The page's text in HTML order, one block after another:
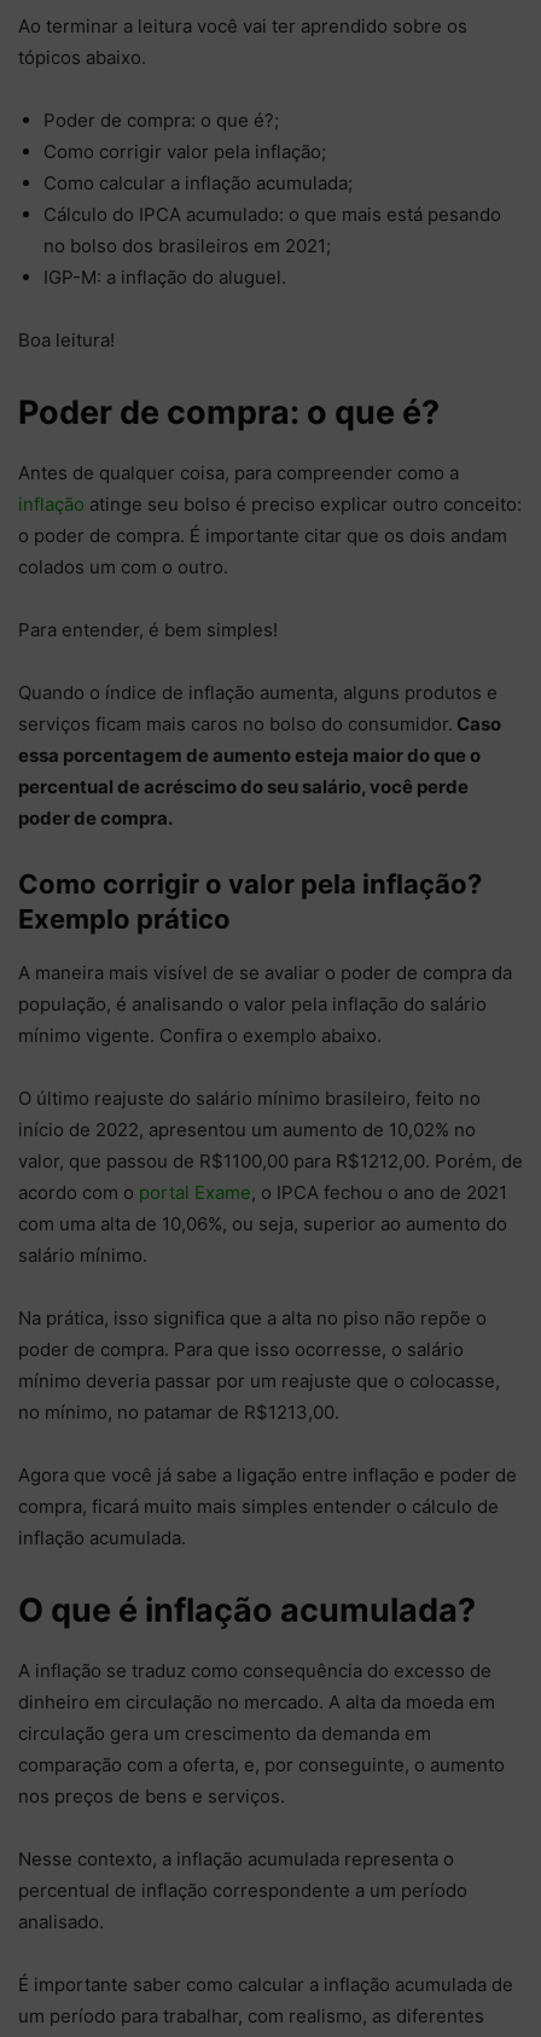
Ao terminar a leitura você vai ter aprendido sobre os
tópicos abaixo.
Poder de compra: o que é?;
Como corrigir valor pela inflação;
Como calcular a inflação acumulada;
Cálculo do IPCA acumulado: o que mais está pesando
no bolso dos brasileiros em 2021;
IGP-M: a inflação do aluguel.
Boa leitura!
Poder de compra: o que é?
Antes de qualquer coisa, para compreender como a
inflação atinge seu bolso é preciso explicar outro conceito:
o poder de compra. É importante citar que os dois andam
colados um com o outro.
Para entender, é bem simples!
Quando o índice de inflação aumenta, alguns produtos e
serviços ficam mais caros no bolso do consumidor. Caso
essa porcentagem de aumento esteja maior do que o
percentual de acréscimo do seu salário, você perde
poder de compra.
Como corrigir o valor pela inflação?
Exemplo prático
A maneira mais visível de se avaliar o poder de compra da
população, é analisando o valor pela inflação do salário
mínimo vigente. Confira o exemplo abaixo.
O último reajuste do salário mínimo brasileiro, feito no
início de 2022, apresentou um aumento de 10,02% no
valor, que passou de R$1100,00 para R$1212,00. Porém, de
acordo com o portal Exame, o IPCA fechou o ano de 2021
com uma alta de 10,06%, ou seja, superior ao aumento do
salário mínimo.
Na prática, isso significa que a alta no piso não repõe o
poder de compra. Para que isso ocorresse, o salário
mínimo deveria passar por um reajuste que o colocasse,
no mínimo, no patamar de R$1213,00.
Agora que você já sabe a ligação entre inflação e poder de
compra, ficará muito mais simples entender o cálculo de
inflação acumulada.
O que é inflação acumulada?
A inflação se traduz como consequência do excesso de
dinheiro em circulação no mercado. A alta da moeda em
circulação gera um crescimento da demanda em
comparação com a oferta, e, por conseguinte, o aumento
nos preços de bens e serviços.
Nesse contexto, a inflação acumulada representa o
percentual de inflação correspondente a um período
analisado.
É importante saber como calcular a inflação acumulada de
um período para trabalhar, com realismo, as diferentes